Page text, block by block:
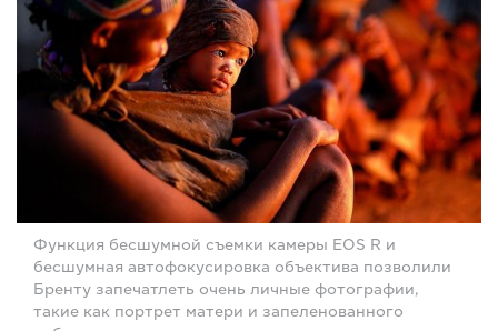
Функция бесшумной съемки камеры EOS R и
бесшумная автофокусировка объектива позволили
Бренту запечатлеть очень личные фотографии,
такие как портрет матери и запеленованного